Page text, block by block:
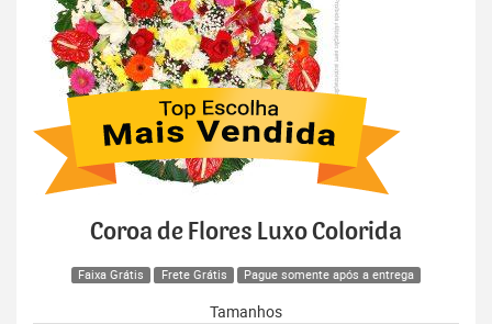
Coroa de Flores Luxo Colorida
Faixa Grátis Frete Grátis Pague somente após a entrega
Tamanhos